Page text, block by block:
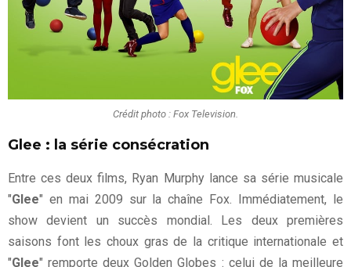
Crédit photo : Fox Television.
Glee : la série consécration
Entre ces deux films, Ryan Murphy lance sa série musicale
"Glee" en mai 2009 sur la chaîne Fox. Immédiatement, le
show devient un succès mondial. Les deux premières
saisons font les choux gras de la critique internationale et
"Glee" remporte deux Golden Globes : celui de la meilleure